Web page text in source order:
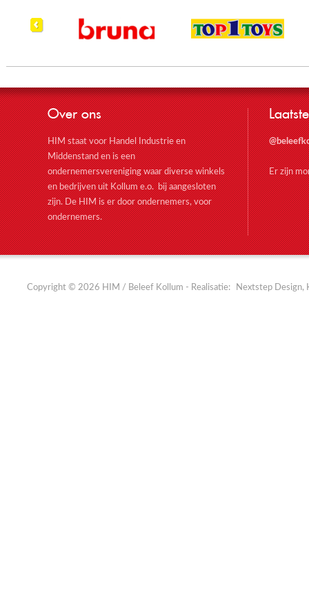
Over ons
HIM staat voor Handel Industrie en
Middenstand en is een
ondernemersvereniging waar diverse winkels
en bedrijven uit Kollum e.o. bij aangesloten
zijn. De HIM is er door ondernemers, voor
ondernemers.
Er zijn
Copyright © 2026 HIM / Beleef Kollum - Realisatie: Nextstep Design,